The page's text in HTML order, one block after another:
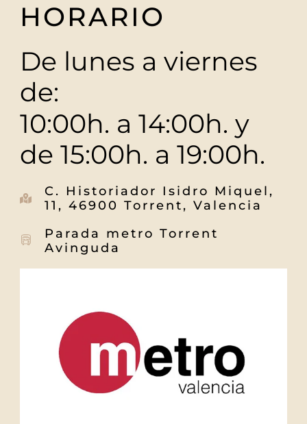
HORARIO
De lunes a viernes
de:
10:00h. a 14:00h. y
de 15:00h. a 19:00h.
C. Historiador Isidro Miquel,
11, 46900 Torrent, Valencia
Parada metro Torrent
Avinguda